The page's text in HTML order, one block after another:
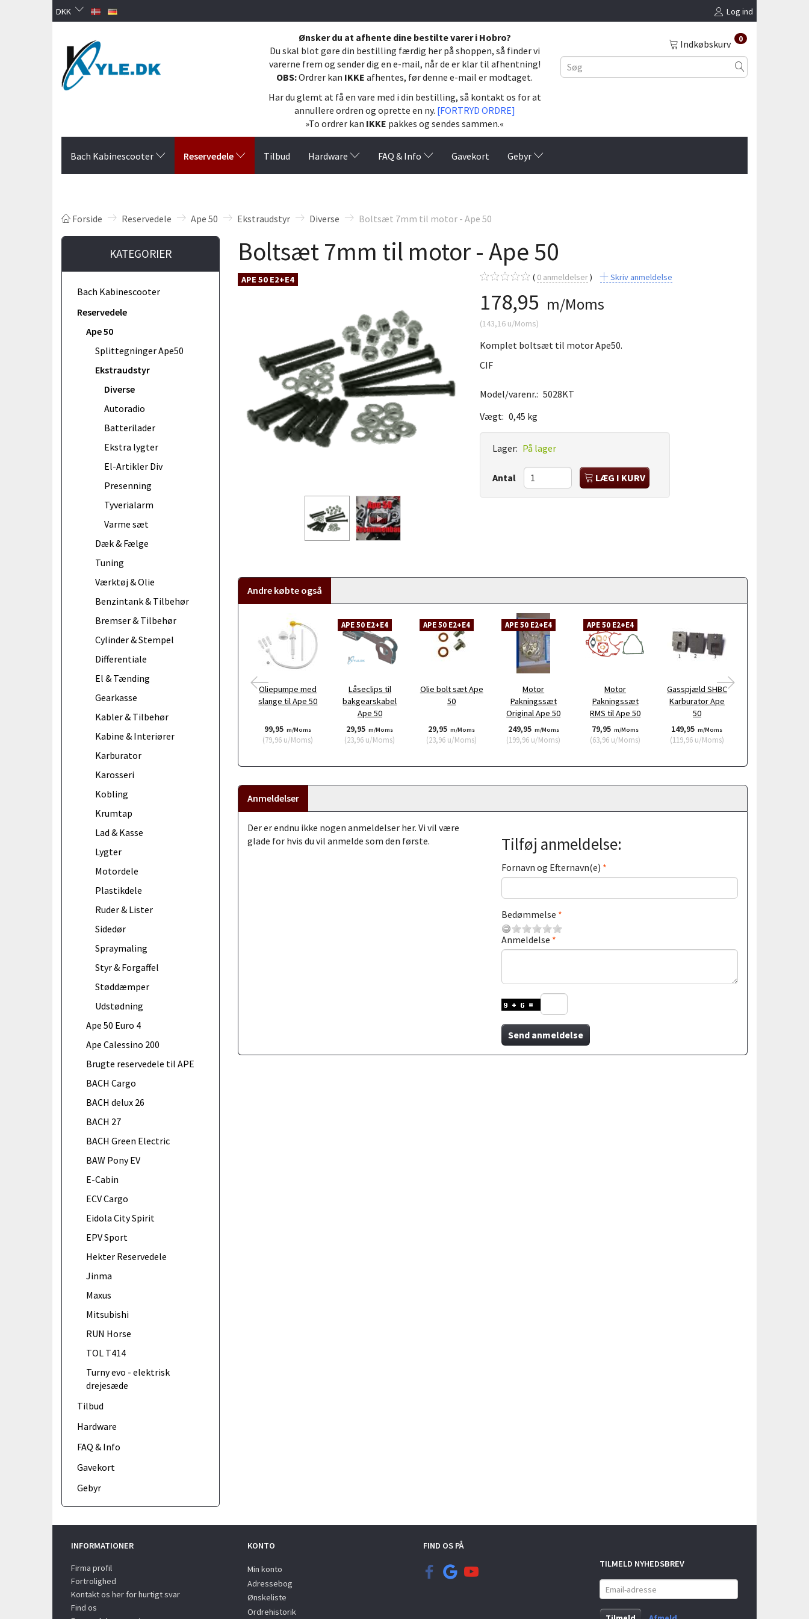
DKK Log ind
Ønsker du at afhente dine bestilte varer i Hobro?
Du skal blot gøre din bestilling færdig her på shoppen, så finder vi
varerne frem og sender dig en e-mail, når de er klar til afhentning!
OBS:Ordrer kan IKKE afhentes, før denne e-mail er modtaget.
Har du glemt at få en vare med i din bestilling, så kontakt os for at
annullere ordren og oprette en ny. [FORTRYD ORDRE]
»To ordrer kan IKKE pakkes og sendes sammen.«
Indkøbskurv 0
Bach Kabinescooter Reservedele Tilbud Hardware FAQ & Info Gavekort Gebyr
Forside Reservedele Ape 50 Ekstraudstyr Diverse Boltsæt 7mm til motor - Ape 50
KATEGORIER
Bach Kabinescooter
Reservedele
Ape 50
Splittegninger Ape50
Ekstraudstyr
Diverse
Autoradio
Batterilader
Ekstra lygter
El-Artikler Div
Presenning
Tyverialarm
Varme sæt
Dæk & Fælge
Tuning
Værktøj & Olie
Benzintank & Tilbehør
Bremser & Tilbehør
Cylinder & Stempel
Differentiale
El & Tænding
Gearkasse
Kabler & Tilbehør
Kabine & Interiører
Karburator
Karosseri
Kobling
Krumtap
Lad & Kasse
Lygter
Motordele
Plastikdele
Ruder & Lister
Sidedør
Spraymaling
Styr & Forgaffel
Støddæmper
Udstødning
Ape 50 Euro 4
Ape Calessino 200
Brugte reservedele til APE
BACH Cargo
BACH delux 26
BACH 27
BACH Green Electric
BAW Pony EV
E-Cabin
ECV Cargo
Eidola City Spirit
EPV Sport
Hekter Reservedele
Jinma
Maxus
Mitsubishi
RUN Horse
TOL T414
Turny evo - elektrisk
drejesæde
Tilbud
Hardware
FAQ & Info
Gavekort
Gebyr
Boltsæt 7mm til motor - Ape 50
APE 50 E2+E4 0anmeldelser Skriv anmeldelse
178,95 m/Moms
(143,16u/Moms)
Komplet boltsæt til motor Ape50.
CIF
Model/varenr.: 5028KT
Vægt: 0,45 kg
Lager: På lager
Antal LÆG I KURV
Andre købte også
Oliepumpe med
slange til Ape 50
99,95 m/Moms
(79,96 u/Moms)
APE 50 E2+E4
Låseclips til
bakgearskabel
Ape 50
29,95 m/Moms
(23,96 u/Moms)
APE 50 E2+E4
Olie bolt sæt Ape
50
29,95 m/Moms
(23,96 u/Moms)
APE 50 E2+E4
Motor
Pakningssæt
Original Ape 50
249,95 m/Moms
(199,96 u/Moms)
APE 50 E2+E4
Motor
Pakningssæt
RMS til Ape 50
79,95 m/Moms
(63,96 u/Moms)
Gasspjæld SHBC
Karburator Ape
50
149,95 m/Moms
(119,96u/Moms)
Anmeldelser
Der er endnu ikke nogen anmeldelser her. Vi vil være
glade for hvis du vil anmelde som den første.
Tilføj anmeldelse:
Fornavn og Efternavn(e)
Bedømmelse
Anmeldelse
Send anmeldelse
INFORMATIONER
Firma profil
Fortrolighed
Kontakt os her for hurtigt svar
Find os
KONTO
Min konto
Adressebog
Ønskeliste
Ordrehistorik
FIND OS PÅ
TILMELD NYHEDSBREV
Email-
adresse